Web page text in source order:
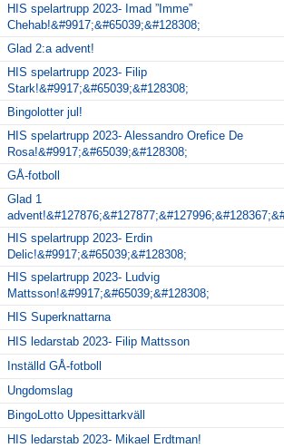
HIS spelartrupp 2023- Imad ”Imme”
Chehab!&#9917;&#65039;&#128308;
Glad 2:a advent!
HIS spelartrupp 2023- Filip
Stark!&#9917;&#65039;&#128308;
Bingolotter jul!
HIS spelartrupp 2023- Alessandro Orefice De
Rosa!&#9917;&#65039;&#128308;
GÅ-fotboll
Glad 1
HIS spelartrupp 2023- Erdin
Delic!&#9917;&#65039;&#128308;
HIS spelartrupp 2023- Ludvig
Mattsson!&#9917;&#65039;&#128308;
HIS Superknattarna
HIS ledarstab 2023- Filip Mattsson
Inställd GÅ-fotboll
Ungdomslag
BingoLotto Uppesittarkväll
HIS ledarstab 2023- Mikael Erdtman!